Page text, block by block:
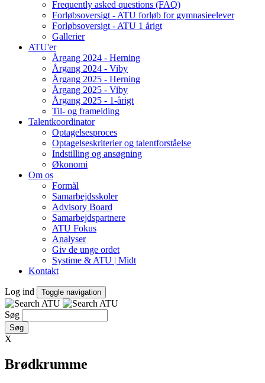
Frequently asked questions (FAQ)
Forløbsoversigt - ATU forløb for gymnasieelever
Forløbsoversigt - ATU 1 årigt
Gallerier
ATU'er
Årgang 2024 - Herning
Årgang 2024 - Viby
Årgang 2025 - Herning
Årgang 2025 - Viby
Årgang 2025 - 1-årigt
Til- og framelding
Talentkoordinator
Optagelsesproces
Optagelseskriterier og talentforståelse
Indstilling og ansøgning
Økonomi
Om os
Formål
Samarbejdsskoler
Advisory Board
Samarbejdspartnere
ATU Fokus
Analyser
Giv de unge ordet
Systime & ATU | Midt
Kontakt
Log ind Toggle navigation
Søg
X
Brødkrumme